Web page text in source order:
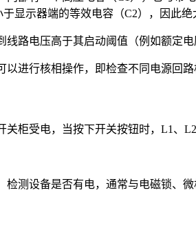
显示器端的等效电容（C2），因此
路电压高于其启动阈值（例如额定
进行核相操作，即检查不同电源回路
柜受电，当按下开关按钮时，L1、
测设备是否有电，通常与电磁锁、